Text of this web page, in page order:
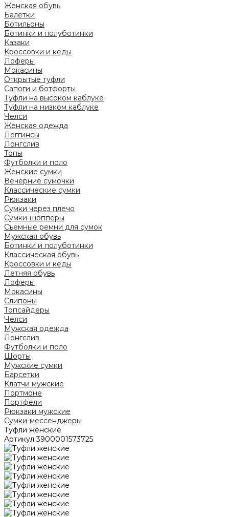
Женская обувь
Балетки
Ботильоны
Ботинки и полуботинки
Казаки
Кроссовки и кеды
Лоферы
Мокасины
Открытые туфли
Сапоги и ботфорты
Туфли на высоком каблуке
Туфли на низком каблуке
Челси
Женская одежда
Леггинсы
Лонгслив
Топы
Футболки и поло
Женские сумки
Вечерние сумочки
Классические сумки
Рюкзаки
Сумки через плечо
Сумки-шопперы
Съемные ремни для сумок
Мужская обувь
Ботинки и полуботинки
Классическая обувь
Кроссовки и кеды
Летняя обувь
Лоферы
Мокасины
Слипоны
Топсайдеры
Челси
Мужская одежда
Лонгслив
Футболки и поло
Шорты
Мужские сумки
Барсетки
Клатчи мужские
Портмоне
Портфели
Рюкзаки мужские
Сумки-мессенджеры
Туфли женские
Артикул3900001573725